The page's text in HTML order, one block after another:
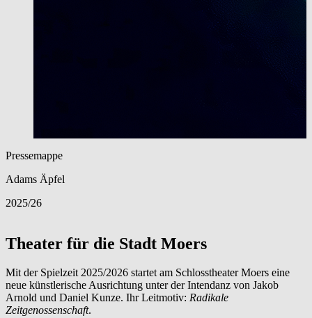
Pressemappe
Adams Äpfel
2025/26
Theater für die Stadt Moers
Mit der Spielzeit 2025/2026 startet am Schlosstheater Moers eine
neue künstlerische Ausrichtung unter der Intendanz von Jakob
Arnold und Daniel Kunze. Ihr Leitmotiv: Radikale
Zeitgenossenschaft.